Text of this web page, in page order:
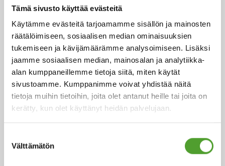
Tämä sivusto käyttää evästeitä
Käytämme evästeitä tarjoamamme sisällön ja mainosten
räätälöimiseen, sosiaalisen median ominaisuuksien
tukemiseen ja kävijämäärämme analysoimiseen. Lisäksi
jaamme sosiaalisen median, mainosalan ja analytiikka-
alan kumppaneillemme tietoja siitä, miten käytät
sivustoamme. Kumppanimme voivat yhdistää näitä
tietoja muihin tietoihin, joita olet antanut heille tai joita on
kerätty, kun olet käyttänyt heidän palvelujaan.
valinta
Välttämätön
18.5.2026
Juha Hietalahti nimitetty Algol
Chemicalsin väliaikaiseksi
hankintajohtajaksi